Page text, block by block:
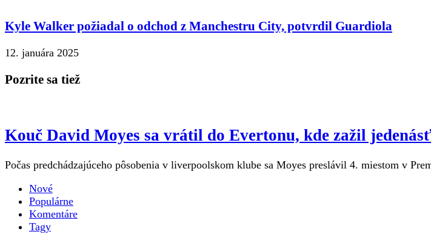
Kyle Walker požiadal o odchod z Manchestru City, potvrdil Guardiola
12. januára 2025
Pozrite sa tiež
Kouč David Moyes sa vrátil do Evertonu, kde zažil
Počas predchádzajúceho pôsobenia v liverpoolskom klube sa Moyes preslávil 4. miestom v
Nové
Populárne
Komentáre
Tagy